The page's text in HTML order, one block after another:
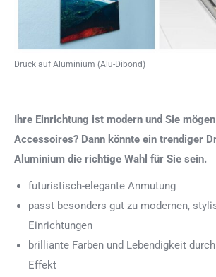
Druck auf Aluminium (Alu-Dibond)
Ihre Einrichtung ist modern und Sie
Accessoires? Dann könnte ein trendiger
Aluminium die richtige Wahl für Sie sein.
futuristisch-elegante Anmutung
passt besonders gut zu modernen,
Einrichtungen
brilliante Farben und Lebendigkeit
Effekt